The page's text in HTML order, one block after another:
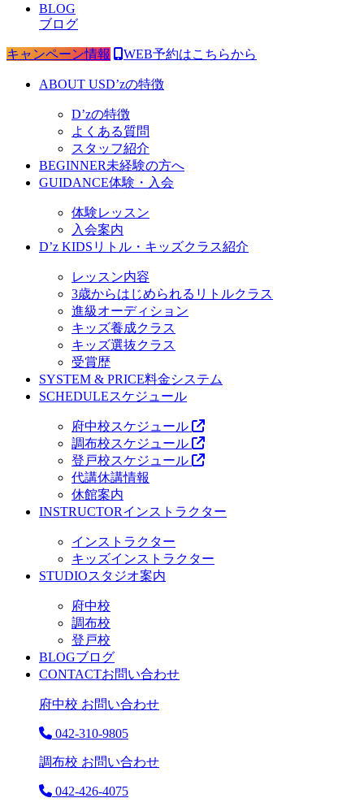
BLOG
ブログ
キャンペーン情報 WEB予約はこちらから
ABOUT USD’zの特徴
D’zの特徴
よくある質問
スタッフ紹介
BEGINNER未経験の方へ
GUIDANCE体験・入会
体験レッスン
入会案内
D’z KIDS リトル・キッズクラス紹介
レッスン内容
3歳からはじめられるリトルクラス
進級オーディション
キッズ養成クラス
キッズ選抜クラス
受賞歴
SYSTEM & PRICE料金システム
SCHEDULEスケジュール
府中校スケジュール
調布校スケジュール
登戸校スケジュール
代講休講情報
休館案内
INSTRUCTORインストラクター
インストラクター
キッズインストラクター
STUDIOスタジオ案内
府中校
調布校
登戸校
BLOGブログ
CONTACTお問い合わせ
府中校 お問い合わせ
042-310-9805
調布校 お問い合わせ
042-426-4075